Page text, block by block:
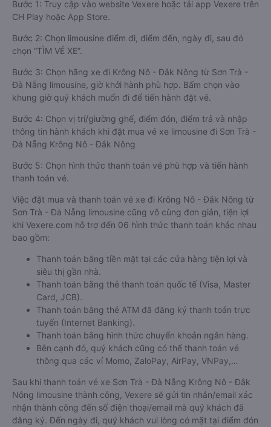
Bước 1: Truy cập vào website Vexere hoặc tải app Vexere trên
CH Play hoặc App Store.
Bước 2: Chọn limousine điểm đi, điểm đến, ngày đi, sau đó
chọn “TÌM VÉ XE”.
Bước 3: Chọn hãng xe đi Krông Nô - Đắk Nông từ Sơn Trà -
Đà Nẵng limousine, giờ khởi hành phù hợp. Bấm chọn vào
khung giờ quý khách muốn đi để tiến hành đặt vé.
Bước 4: Chọn vị trí/giường ghế, điểm đón, điểm trả và nhập
thông tin hành khách khi đặt mua vé xe limousine đi Sơn Trà -
Đà Nẵng Krông Nô - Đắk Nông
Bước 5: Chọn hình thức thanh toán vé phù hợp và tiến hành
thanh toán vé.
Việc đặt mua và thanh toán vé xe đi Krông Nô - Đắk Nông từ
Sơn Trà - Đà Nẵng limousine cũng vô cùng đơn giản, tiện lợi
khi Vexere.com hỗ trợ đến 06 hình thức thanh toán khác nhau
bao gồm:
Thanh toán bằng tiền mặt tại các cửa hàng tiện lợi và
siêu thị gần nhà.
Thanh toán bằng thẻ thanh toán quốc tế (Visa, Master
Card, JCB).
Thanh toán bằng thẻ ATM đã đăng ký thanh toán trực
tuyến (Internet Banking).
Thanh toán bằng hình thức chuyển khoản ngân hàng.
Bên cạnh đó, quý khách cũng có thể thanh toán vé
thông qua các ví Momo, ZaloPay, AirPay, VNPay,…
Sau khi thanh toán vé xe Sơn Trà - Đà Nẵng Krông Nô - Đắk
Nông limousine thành công, Vexere sẽ gửi tin nhắn/email xác
nhận thành công đến số điện thoại/email mà quý khách đã
đăng ký. Đến ngày đi, quý khách vui lòng có mặt tại điểm đón